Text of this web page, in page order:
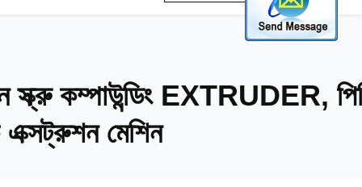
স্ক্রু কম্পাউন্ডিং EXTRUDER,
মেশিন